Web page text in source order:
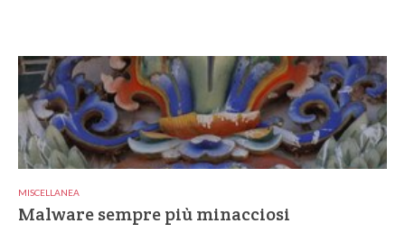
MISCELLANEA
Malware sempre più minacciosi